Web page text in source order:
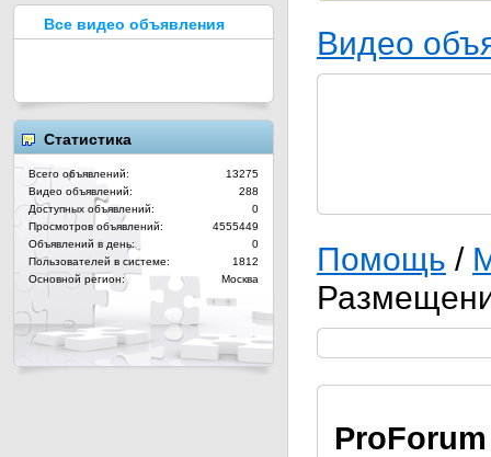
Видео
Помощь /
Pro
Все видео объявления
Статистика
Всего объявлений:
13275
Видео объявлений:
288
Доступных объявлений:
0
Просмотров объявлений:
4555449
Объявлений в день:
0
Пользователей в системе:
1812
Основной регион:
Москва